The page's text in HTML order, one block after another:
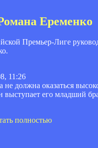
Еременко
Премьер-Лиге
11:26
не должна оказаться
выступает его младший
полностью